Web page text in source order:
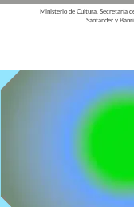
Ministerio de Cultura, Secretaría
Santander y